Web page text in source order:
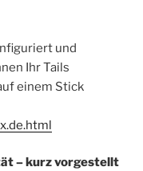
und
Ihr Tails
einem Stick
– kurz vorgestellt